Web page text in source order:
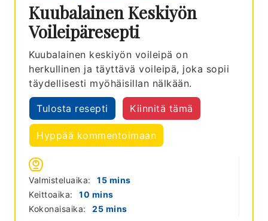
Kuubalainen Keskiyön
Voileipäresepti
Kuubalainen keskiyön voileipä on
herkullinen ja täyttävä voileipä, joka sopii
täydellisesti myöhäisillan nälkään.
Tulosta resepti Kiinnitä tämä
Hyppää kommentoimaan
Valmisteluaika: 15minutes
mins
Keittoaika:
10 minutes
mins
Kokonaisaika:
25minutes
mins